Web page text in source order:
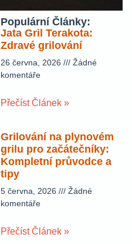
Populární Články:
Jata Gril Terakota:
Zdravé grilování
26 června, 2026
Žádné
komentáře
Přečíst Článek »
Grilování na plynovém
grilu pro začátečníky:
Kompletní průvodce a
tipy
5 června, 2026
Žádné
komentáře
Přečíst Článek »